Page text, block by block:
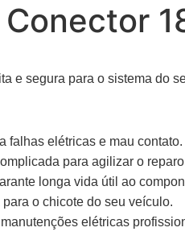
e segura para o sistema do
falhas elétricas e mau contato.
para agilizar o
longa vida útil ao
o chicote do seu veículo.
elétricas